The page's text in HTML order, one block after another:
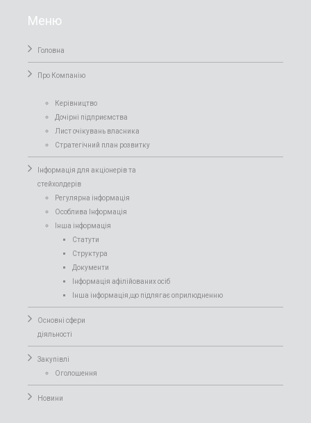
Меню
Головна
Про Компанiю
Керівництво
Дочірні підприємства
Лист очікувань власника
Стратегічний план розвитку
Інформація для акціонерів та
стейхолдерів
Регулярна інформація
Особлива Інформація
Інша інформація
Статути
Структура
Документи
Інформація афілійованих осіб
Інша інформація,що підлягає оприлюдненню
Основні сфери
діяльності
Закупівлі
Оголошення
Новини